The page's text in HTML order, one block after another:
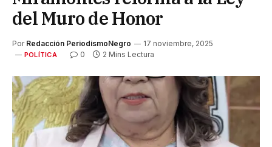
del Muro de Honor
Por Redacción PeriodismoNegro 17 noviembre, 2025
POLÍTICA 0 2 Mins Lectura